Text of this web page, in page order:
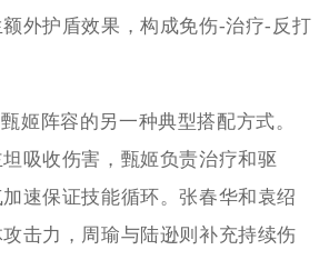
外护盾效果，构成免伤-治疗-反打
姬阵容的另一种典型搭配方式。
吸收伤害，甄姬负责治疗和驱
速保证技能循环。张春华和袁绍
击力，周瑜与陆逊则补充持续伤